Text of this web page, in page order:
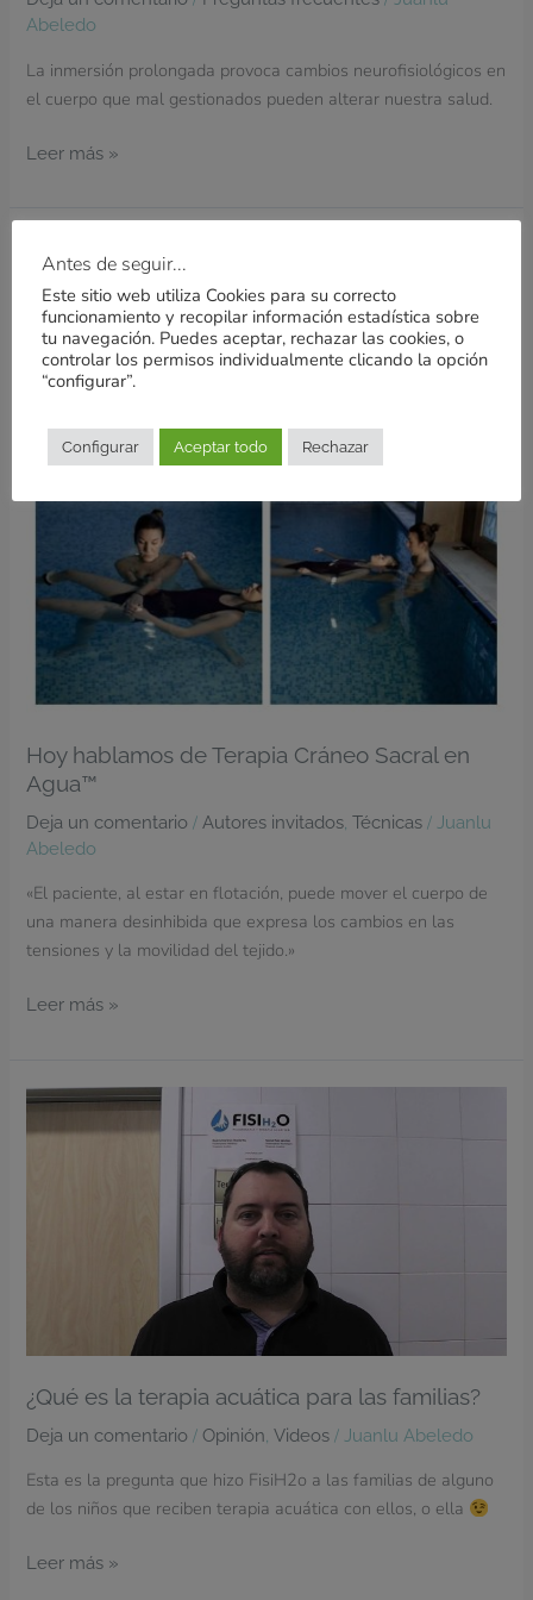
Abeledo
La inmersión prolongada provoca cambios neurofisiológicos en
el cuerpo que mal gestionados pueden alterar nuestra salud.
Leer más »
Hoy hablamos de Terapia Cráneo Sacral en
Agua™
Deja un comentario /Autores invitados,Técnicas / Juanlu
Abeledo
«El paciente, al estar en flotación, puede mover el cuerpo de
una manera desinhibida que expresa los cambios en las
tensiones y la movilidad del tejido.»
hablamos
de
Terapia
Cráneo
Sacral
Agua™
Leer más »
¿Qué es la terapia acuática para las familias?
Deja un comentario /Opinión,Videos / Juanlu Abeledo
Esta es la pregunta que hizo FisiH2o a las familias de alguno
de los niños que reciben terapia acuática con ellos, o ella
¿Qué
Leer más »
Antes de seguir...
Este sitio web utiliza Cookies para su correcto
funcionamiento y recopilar información estadística sobre
tu navegación. Puedes aceptar, rechazar las cookies, o
controlar los permisos individualmente clicando la opción
“configurar”.
Configurar Aceptar todo Rechazar